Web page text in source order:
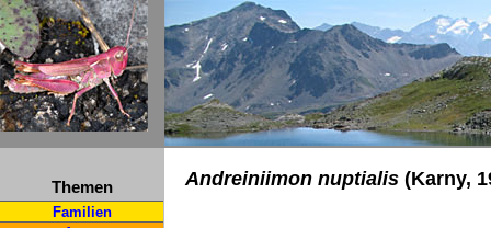
Themen
Familien
Andreiniimon nuptialis (Karny,